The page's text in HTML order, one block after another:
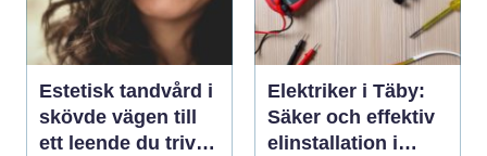
Estetisk tandvård i
skövde vägen till
ett leende du trivs
Elektriker i Täby:
Säker och effektiv
elinstallation i